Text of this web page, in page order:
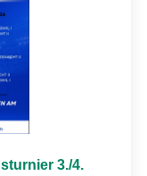
3./4.